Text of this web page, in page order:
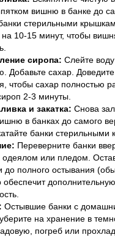
вишню в банке до
стерильными
на 10-15 минут, чтобы
сиропа: Слейте
Добавьте сахар.
чтобы сахар полностью
2-3 минуты.
и закатка: Снова
в банках до самого
банки стерильными
Переверните банки
или пледом.
до полного остывания
обеспечит
Остывшие банки с
на хранение в
погреб или